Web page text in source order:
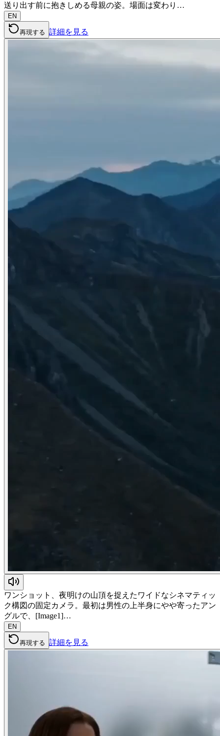
送り出す前に抱きしめる母親の姿。場面は変わり…
EN
再現する 詳細を見る
ワンショット、夜明けの山頂を捉えたワイドなシネマティッ
ク構図の固定カメラ。最初は男性の上半身にやや寄ったアン
グルで、[Image1]…
EN
再現する 詳細を見る